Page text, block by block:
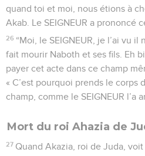
quand toi et moi, nous étions à
Akab. Le SEIGNEUR a prononcé
26 “Moi, le SEIGNEUR, je l’ai vu il
fait mourir Naboth et ses fils. Eh
payer cet acte dans ce champ
« C’est pourquoi prends le corps
champ, comme le SEIGNEUR l’a
Mort du roi Ahazia de
27 Quand Akazia, roi de Juda,